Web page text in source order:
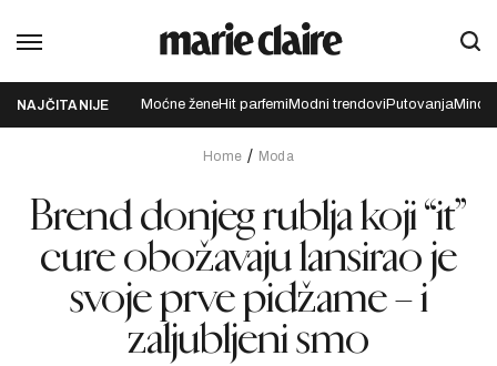
NAJČITANIJE Moćne ženeHit parfemi Modni trendovi Putovanja
Home Moda
Brend donjeg rublja koji “it”
cure obožavaju lansirao je
svoje prve pidžame – i
zaljubljeni smo